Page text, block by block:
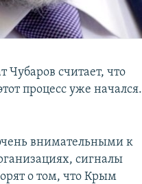
Чубаров считает, что
процесс уже начался.
внимательными к
сигналы
о том, что Крым